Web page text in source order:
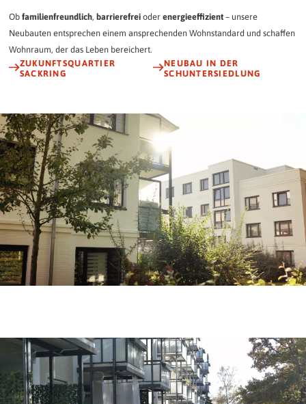
Ob familienfreundlich, barrierefreioder energieeffizient– unsere
Neubauten entsprechen einem ansprechenden Wohnstandard und schaffen
Wohnraum, der das Leben bereichert.
ZUKUNFTSQUARTIER
SACKRING
NEUBAU IN DER
SCHUNTERSIEDLUNG